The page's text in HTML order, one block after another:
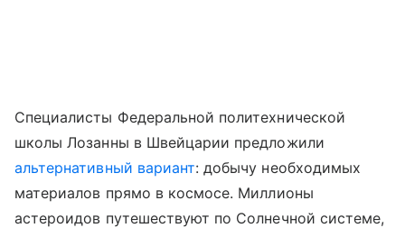
Специалисты Федеральной политехнической
школы Лозанны в Швейцарии предложили
альтернативный вариант: добычу необходимых
материалов прямо в космосе. Миллионы
астероидов путешествуют по Солнечной системе,